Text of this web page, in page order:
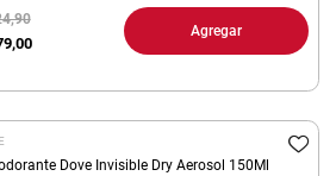
Agregar
Dove Invisible Dry Aerosol 150Ml